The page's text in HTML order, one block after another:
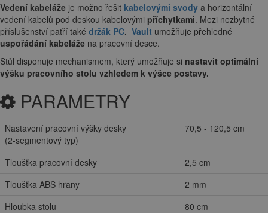
Vedení kabeláže je možno řešit kabelovými svody a horizontální
vedení kabelů pod deskou kabelovými příchytkami. Mezi nezbytné
příslušenství patří také držák PC. Vault umožňuje přehledné
uspořádání kabeláže na pracovní desce.
Stůl disponuje mechanismem, který umožňuje si nastavit optimální
výšku pracovního stolu vzhledem k výšce postavy.
PARAMETRY
Nastavení pracovní výšky desky
(2-segmentový typ)
70,5 - 120,5 cm
Tloušťka pracovní desky
2,5 cm
Tloušťka ABS hrany
2 mm
Hloubka stolu
80 cm